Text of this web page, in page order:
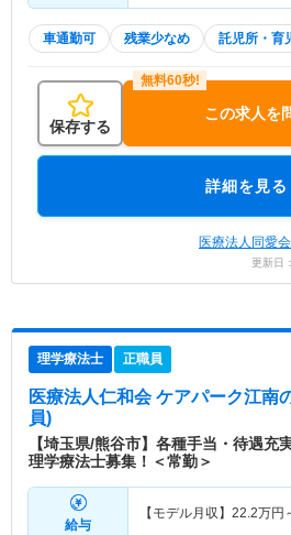
車通勤可 残業少なめ 託児所・育
保存する
この求人を
詳細を見る
医療法人同愛
更新日
理学療法士 正職員
医療法人仁和会 ケアパーク江南
員)
【埼玉県/熊谷市】各種手当・待遇
理学療法士募集！＜常勤＞
給与
【モデル月収】 22.2万円